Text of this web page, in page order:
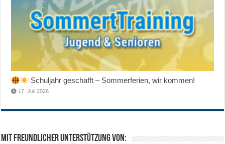
Schuljahr geschafft – Sommerferien, wir kommen!
17. Juli 2026
Mit freundlicher Unterstützung von: